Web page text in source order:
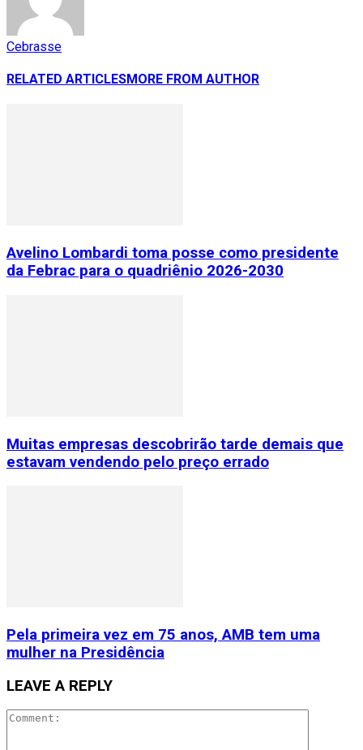
Cebrasse
RELATED ARTICLESMORE FROM AUTHOR
Avelino Lombardi toma posse como presidente
da Febrac para o quadriênio 2026-2030
Muitas empresas descobrirão tarde demais que
estavam vendendo pelo preço errado
Pela primeira vez em 75 anos, AMB tem uma
mulher na Presidência
LEAVE A REPLY